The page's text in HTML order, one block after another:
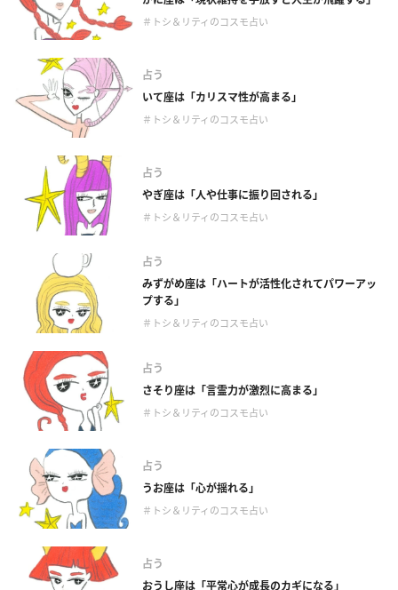
＃トシ＆リティのコスモ占い
占う
いて座は「カリスマ性が高まる」
＃トシ＆リティのコスモ占い
占う
やぎ座は「人や仕事に振り回される」
＃トシ＆リティのコスモ占い
占う
みずがめ座は「ハートが活性化されてパワーアッ
プする」
＃トシ＆リティのコスモ占い
占う
さそり座は「言霊力が激烈に高まる」
＃トシ＆リティのコスモ占い
占う
うお座は「心が揺れる」
＃トシ＆リティのコスモ占い
占う
おうし座は「平常心が成長のカギになる」